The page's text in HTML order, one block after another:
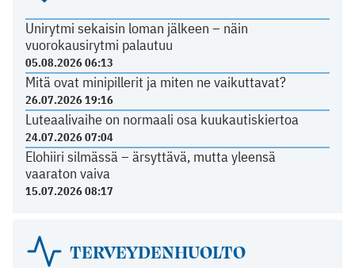
Unirytmi sekaisin loman jälkeen – näin
vuorokausirytmi palautuu
05.08.2026 06:13
Mitä ovat minipillerit ja miten ne vaikuttavat?
26.07.2026 19:16
Luteaalivaihe on normaali osa kuukautiskiertoa
24.07.2026 07:04
Elohiiri silmässä – ärsyttävä, mutta yleensä
vaaraton vaiva
15.07.2026 08:17
TERVEYDENHUOLTO